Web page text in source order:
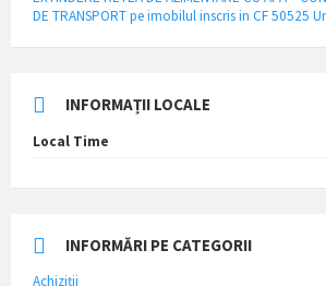
DE TRANSPORT pe imobilul inscris in CF 50525
INFORMAȚII LOCALE
Local Time
INFORMĂRI PE CATEGORII
Achiziții